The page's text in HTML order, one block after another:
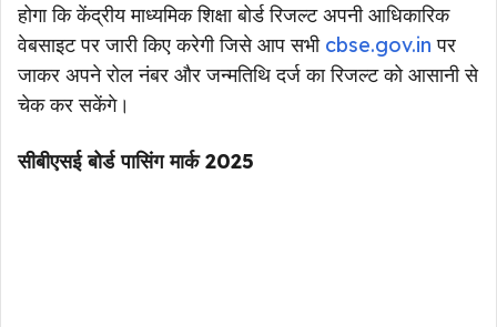
होगा कि केंद्रीय माध्यमिक शिक्षा बोर्ड रिजल्ट अपनी आधिकारिक
वेबसाइट पर जारी किए करेगी जिसे आप सभी cbse.gov.in पर
जाकर अपने रोल नंबर और जन्मतिथि दर्ज का रिजल्ट को आसानी से
चेक कर सकेंगे।
सीबीएसई बोर्ड पासिंग मार्क 2025